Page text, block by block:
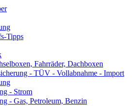
Tipps
Fahrräder, Dachboxen
- TÜV - Vollabnahme - Import
- Strom
- Gas, Petroleum, Benzin